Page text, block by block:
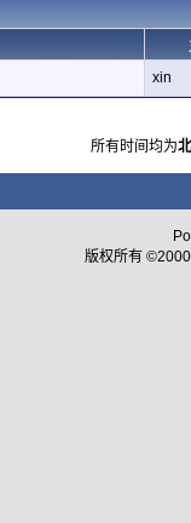
xin
所有时间均为
版权所有